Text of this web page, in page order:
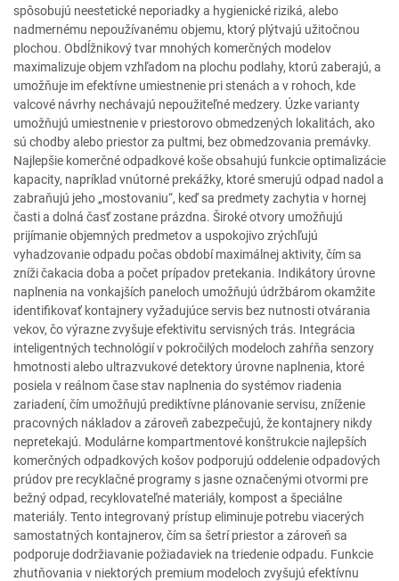
spôsobujú neestetické neporiadky a hygienické riziká, alebo
nadmernému nepoužívanému objemu, ktorý plýtvajú užitočnou
plochou. Obdĺžnikový tvar mnohých komerčných modelov
maximalizuje objem vzhľadom na plochu podlahy, ktorú zaberajú, a
umožňuje im efektívne umiestnenie pri stenách a v rohoch, kde
valcové návrhy nechávajú nepoužiteľné medzery. Úzke varianty
umožňujú umiestnenie v priestorovo obmedzených lokalitách, ako
sú chodby alebo priestor za pultmi, bez obmedzovania premávky.
Najlepšie komerčné odpadkové koše obsahujú funkcie optimalizácie
kapacity, napríklad vnútorné prekážky, ktoré smerujú odpad nadol a
zabraňujú jeho „mostovaniu“, keď sa predmety zachytia v hornej
časti a dolná časť zostane prázdna. Široké otvory umožňujú
prijímanie objemných predmetov a uspokojivo zrýchľujú
vyhadzovanie odpadu počas období maximálnej aktivity, čím sa
zníži čakacia doba a počet prípadov pretekania. Indikátory úrovne
naplnenia na vonkajších paneloch umožňujú údržbárom okamžite
identifikovať kontajnery vyžadujúce servis bez nutnosti otvárania
vekov, čo výrazne zvyšuje efektivitu servisných trás. Integrácia
inteligentných technológií v pokročilých modeloch zahŕňa senzory
hmotnosti alebo ultrazvukové detektory úrovne naplnenia, ktoré
posiela v reálnom čase stav naplnenia do systémov riadenia
zariadení, čím umožňujú prediktívne plánovanie servisu, zníženie
pracovných nákladov a zároveň zabezpečujú, že kontajnery nikdy
nepretekajú. Modulárne kompartmentové konštrukcie najlepších
komerčných odpadkových košov podporujú oddelenie odpadových
prúdov pre recyklačné programy s jasne označenými otvormi pre
bežný odpad, recyklovateľné materiály, kompost a špeciálne
materiály. Tento integrovaný prístup eliminuje potrebu viacerých
samostatných kontajnerov, čím sa šetrí priestor a zároveň sa
podporuje dodržiavanie požiadaviek na triedenie odpadu. Funkcie
zhutňovania v niektorých premium modeloch zvyšujú efektívnu